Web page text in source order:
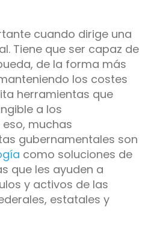
cuando dirige una
Tiene que ser capaz de
de la forma más
los costes
herramientas que
a los
muchas
gubernamentales son
como soluciones de
que les ayuden a
y activos de las
estatales y